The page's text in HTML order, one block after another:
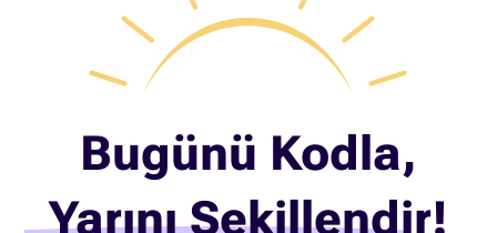
Bugünü Kodla,
Yarını Şekillendir!